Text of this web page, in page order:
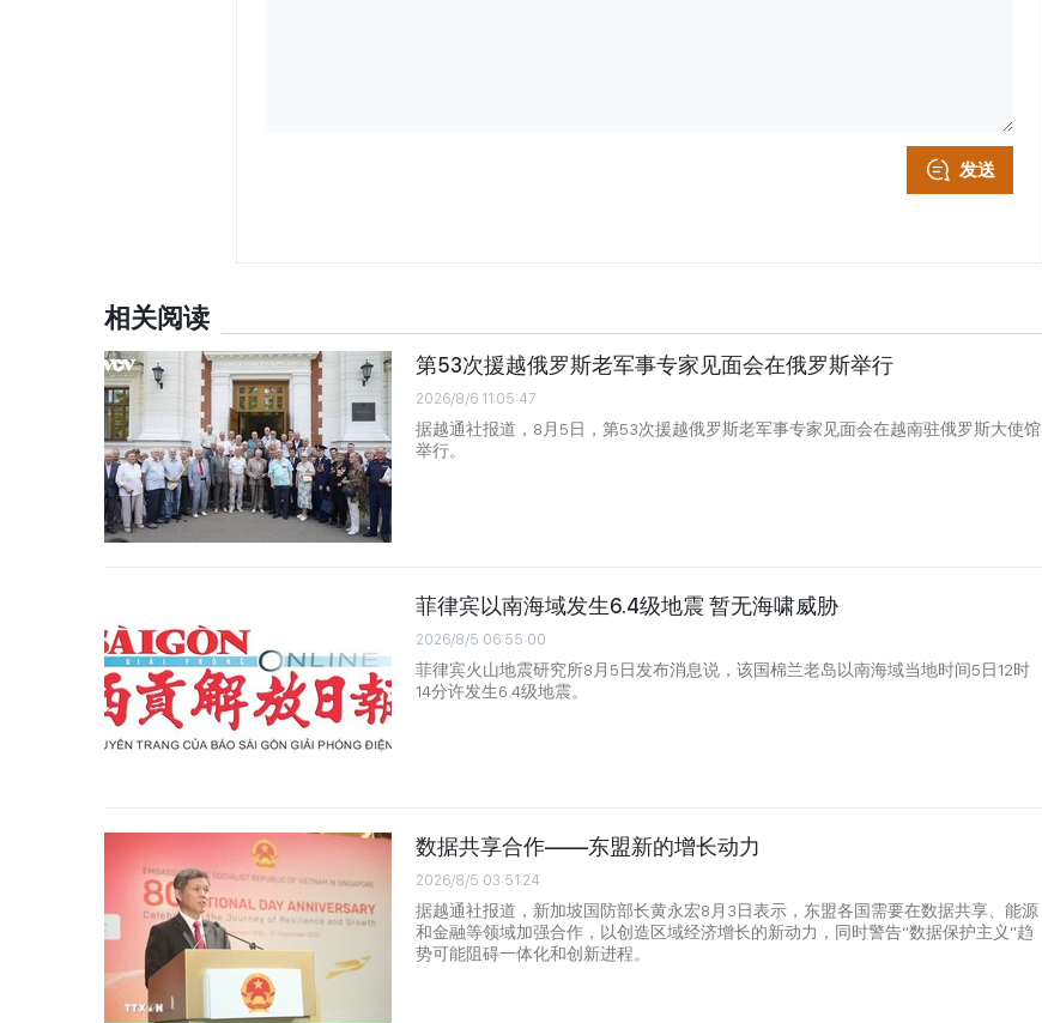
发送
相关阅读
第53次援越俄罗斯老军事专家见面会在俄罗斯举行
2026/8/6 11:05:47
据越通社报道，8月5日，第53次援越俄罗斯老军事专家见面会在越南驻俄罗斯大使馆
举行。
菲律宾以南海域发生6.4级地震 暂无海啸威胁
2026/8/5 06:55:00
菲律宾火山地震研究所8月5日发布消息说，该国棉兰老岛以南海域当地时间5日12时
14分许发生6.4级地震。
数据共享合作——东盟新的增长动力
2026/8/5 03:51:24
据越通社报道，新加坡国防部长黄永宏8月3日表示，东盟各国需要在数据共享、能源
和金融等领域加强合作，以创造区域经济增长的新动力，同时警告“数据保护主义”趋
势可能阻碍一体化和创新进程。